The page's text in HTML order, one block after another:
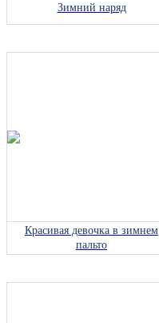
Зимний наряд
Красивая девочка в зимнем
пальто